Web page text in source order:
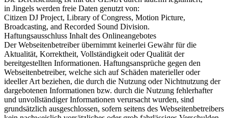
in Jingels werden freie Daten genutzt von:
Citizen DJ Project, Library of Congress, Motion Picture,
Broadcasting, and Recorded Sound Division.
Haftungsausschluss Inhalt des Onlineangebotes
Der Webseitenbetreiber übernimmt keinerlei Gewähr für die
Aktualität, Korrektheit, Vollständigkeit oder Qualität der
bereitgestellten Informationen. Haftungsansprüche gegen den
Webseitenbetreiber, welche sich auf Schäden materieller oder
ideeller Art beziehen, die durch die Nutzung oder Nichtnutzung der
dargebotenen Informationen bzw. durch die Nutzung fehlerhafter
und unvollständiger Informationen verursacht wurden, sind
grundsätzlich ausgeschlossen, sofern seitens des Webseitenbetreibers